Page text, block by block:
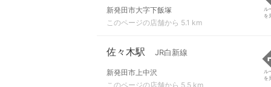
新発田市大字下飯塚
このページの店舗から 5.1 km
ル
を
佐々木駅 JR白新線
新発田市上中沢
このページの店舗から 5.5 km
ル
を